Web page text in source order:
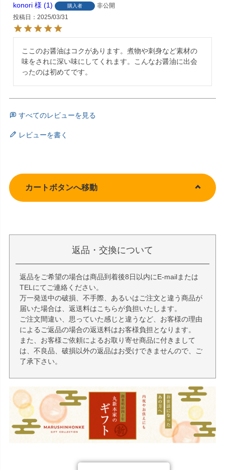
konori 1 購入者
非公開
投稿日
2025/03/31
ここのお醤油はコクがあります。煮物や刺身など素材の
味をされに深い味にしてくれます。こんなお醤油に出会
ったのは初めてです。
すべてのレビューを見る
レビューを書く
カートボタンへ移動
返品・交換について
返品をご希望の場合は商品到着後8日以内にE-mailまたは
TELにてご連絡ください。
万一発送中の破損、不手際、あるいはご注文と違う商品が
届いた場合は、返送料はこちらが負担いたします。
ご注文間違い、思っていた感じと違うなど、お客様の理由
によるご返品の場合の返送料はお客様負担となります。
また、お客様ご依頼によるお取り寄せ商品に付きまして
は、不良品、破損以外の返品はお受けできませんので、ご
了承下さい。